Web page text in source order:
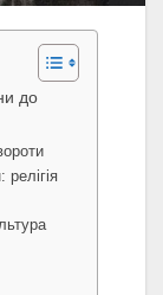
до